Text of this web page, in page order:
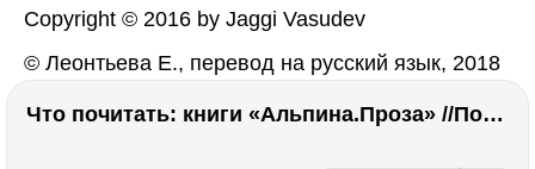
Copyright © 2016 by Jaggi Vasudev
© Леонтьева Е., перевод на русский язык, 2018
Что почитать: книги «Альпина.Проза» //Побяржина, Декабрев, Ронжина